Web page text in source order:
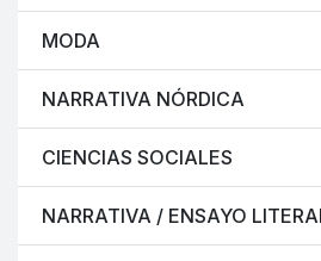
MODA
NARRATIVA NÓRDICA
CIENCIAS SOCIALES
NARRATIVA / ENSAYO